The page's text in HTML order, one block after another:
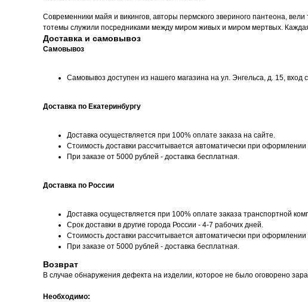
Современники майя и викингов, авторы пермского звериного пантеона,
тотемы служили посредниками между миром живых и миром мертвых.
Доставка и самовывоз
Самовывоз
Самовывоз доступен из нашего магазина на ул. Энгельса, д. 15, вход
Доставка по Екатеринбургу
Доставка осуществляется при 100% оплате заказа на сайте.
Стоимость доставки рассчитывается автоматически при оформлении
При заказе от 5000 рублей - доставка бесплатная.
Доставка по России
Доставка осуществляется при 100% оплате заказа транспортной
Срок доставки в другие города России - 4-7 рабочих дней.
Стоимость доставки рассчитывается автоматически при оформлении
При заказе от 5000 рублей - доставка бесплатная.
Возврат
В случае обнаружения дефекта на изделии, которое не было оговорено
Необходимо: